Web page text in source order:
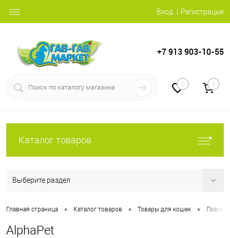
Вход Регистрация
+7 913 903-10-55
0 0
Каталог товаров
Выберите раздел
Главная страница • Каталог товаров • Товары для кошек •
AlphaPet